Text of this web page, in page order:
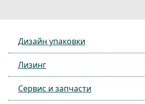
Дизайн упаковки
Лизинг
Сервис и запчасти